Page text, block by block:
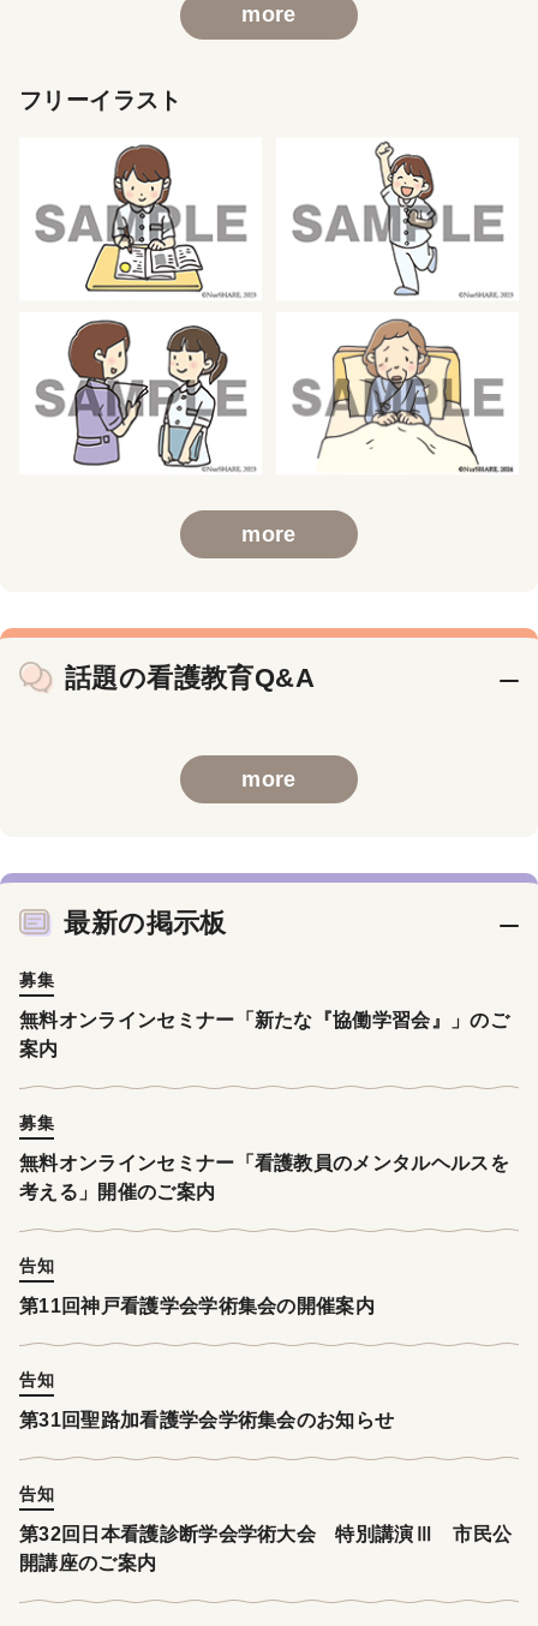
more
フリーイラスト
more
話題の看護教育Q&A
more
最新の掲示板
募集
無料オンラインセミナー「新たな『協働学習会』」のご
案内
募集
無料オンラインセミナー「看護教員のメンタルヘルスを
考える」開催のご案内
告知
第11回神戸看護学会学術集会の開催案内
告知
第31回聖路加看護学会学術集会のお知らせ
告知
第32回日本看護診断学会学術大会 特別講演Ⅲ 市民公
開講座のご案内